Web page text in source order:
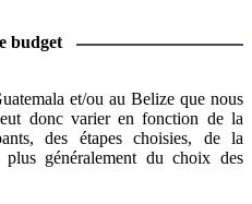
budget
et/ou au Belize que nous
donc varier en fonction de la
des étapes choisies, de la
plus généralement du choix des